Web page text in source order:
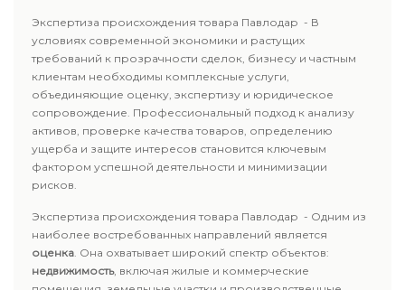
Экспертиза происхождения товара Павлодар - В
условиях современной экономики и растущих
требований к прозрачности сделок, бизнесу и частным
клиентам необходимы комплексные услуги,
объединяющие оценку, экспертизу и юридическое
сопровождение. Профессиональный подход к анализу
активов, проверке качества товаров, определению
ущерба и защите интересов становится ключевым
фактором успешной деятельности и минимизации
рисков.
Экспертиза происхождения товара Павлодар - Одним из
наиболее востребованных направлений является
оценка. Она охватывает широкий спектр объектов:
недвижимость, включая жилые и коммерческие